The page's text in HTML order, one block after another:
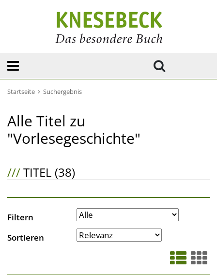
Startseite Suchergebnis
Alle Titel zu
"Vorlesegeschichte"
///TITEL (38)
Filtern
Sortieren